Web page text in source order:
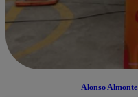
Alonso Almonte